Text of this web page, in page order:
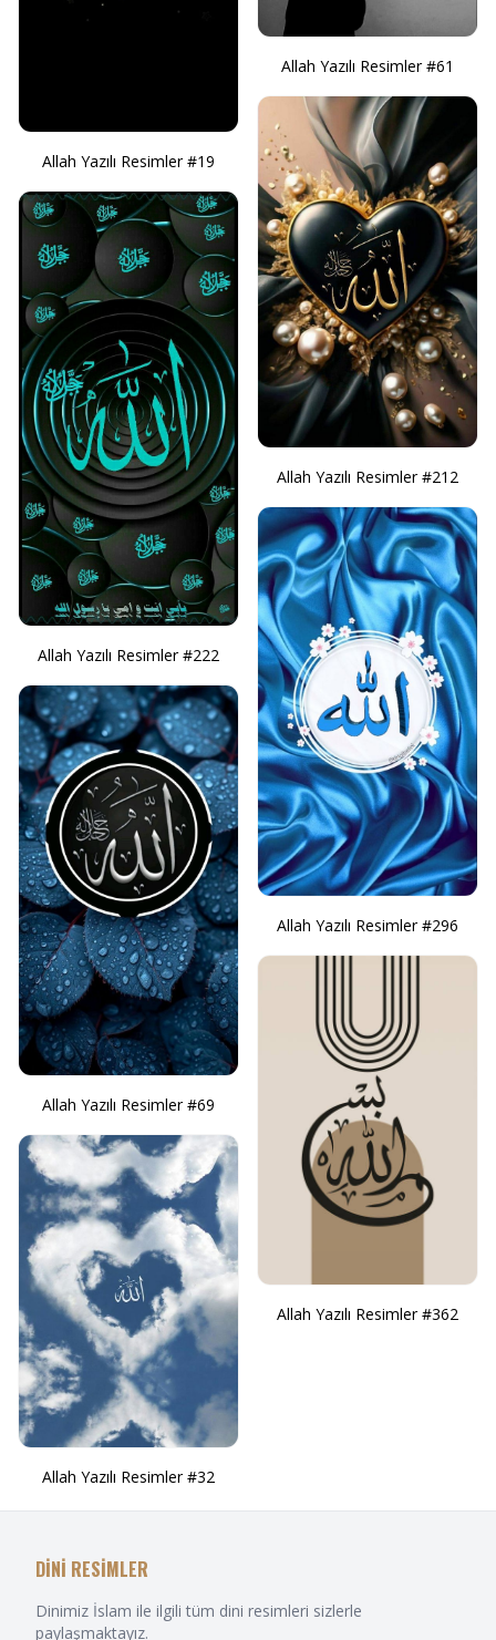
Allah Yazılı Resimler #19
Allah Yazılı Resimler #222
Allah Yazılı Resimler #69
Allah Yazılı Resimler #32
Allah Yazılı Resimler #61
Allah Yazılı Resimler #212
Allah Yazılı Resimler #296
Allah Yazılı Resimler #362
DİNİ RESİMLER
Dinimiz İslam ile ilgili tüm dini resimleri sizlerle
paylaşmaktayız.